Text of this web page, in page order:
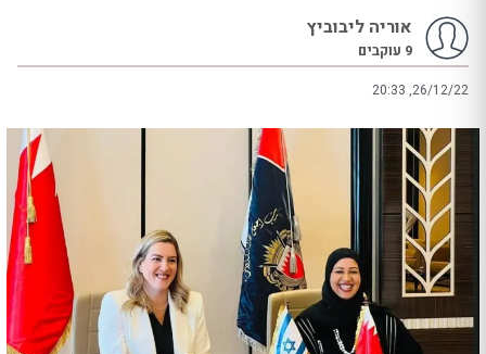
אוריה ליבוביץ
9 עוקבים
20:33 ,26/12/22